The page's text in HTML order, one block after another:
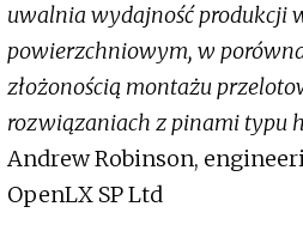
uwalnia wydajność produkcji
powierzchniowym, w
złożonością montażu
rozwiązaniach z pinami typu
Andrew Robinson,
OpenLX SP Ltd